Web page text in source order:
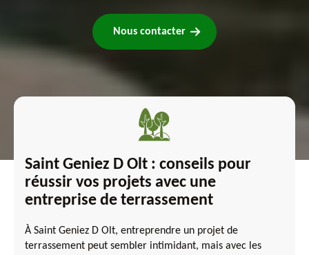
Nous contacter
Saint Geniez D Olt : conseils pour
réussir vos projets avec une
entreprise de terrassement
À Saint Geniez D Olt, entreprendre un projet de
terrassement peut sembler intimidant, mais avec les